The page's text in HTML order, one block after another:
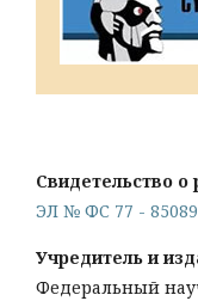
Свидетельство
ЭЛ № ФС 77 - 85089
Учредитель и
Федеральный